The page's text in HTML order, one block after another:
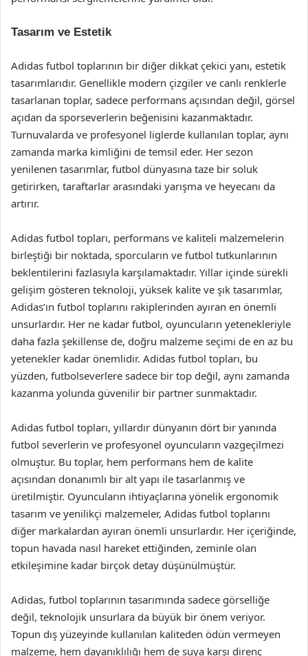
Tasarım ve Estetik
Adidas futbol toplarının bir diğer dikkat çekici yanı, estetik
tasarımlarıdır. Genellikle modern çizgiler ve canlı renklerle
tasarlanan toplar, sadece performans açısından değil, görsel
açıdan da sporseverlerin beğenisini kazanmaktadır.
Turnuvalarda ve profesyonel liglerde kullanılan toplar, aynı
zamanda marka kimliğini de temsil eder. Her sezon
yenilenen tasarımlar, futbol dünyasına taze bir soluk
getirirken, taraftarlar arasındaki yarışma ve heyecanı da
artırır.
Adidas futbol topları, performans ve kaliteli malzemelerin
birleştiği bir noktada, sporcuların ve futbol tutkunlarının
beklentilerini fazlasıyla karşılamaktadır. Yıllar içinde sürekli
gelişim gösteren teknoloji, yüksek kalite ve şık tasarımlar,
Adidas’ın futbol toplarını rakiplerinden ayıran en önemli
unsurlardır. Her ne kadar futbol, oyuncuların yetenekleriyle
daha fazla şekillense de, doğru malzeme seçimi de en az bu
yetenekler kadar önemlidir. Adidas futbol topları, bu
yüzden, futbolseverlere sadece bir top değil, aynı zamanda
kazanma yolunda güvenilir bir partner sunmaktadır.
Adidas futbol topları, yıllardır dünyanın dört bir yanında
futbol severlerin ve profesyonel oyuncuların vazgeçilmezi
olmuştur. Bu toplar, hem performans hem de kalite
açısından donanımlı bir alt yapı ile tasarlanmış ve
üretilmiştir. Oyuncuların ihtiyaçlarına yönelik ergonomik
tasarım ve yenilikçi malzemeler, Adidas futbol toplarını
diğer markalardan ayıran önemli unsurlardır. Her içeriğinde,
topun havada nasıl hareket ettiğinden, zeminle olan
etkileşimine kadar birçok detay düşünülmüştür.
Adidas, futbol toplarının tasarımında sadece görselliğe
değil, teknolojik unsurlara da büyük bir önem veriyor.
Topun dış yüzeyinde kullanılan kaliteden ödün vermeyen
malzeme, hem dayanıklılığı hem de suya karşı direnç